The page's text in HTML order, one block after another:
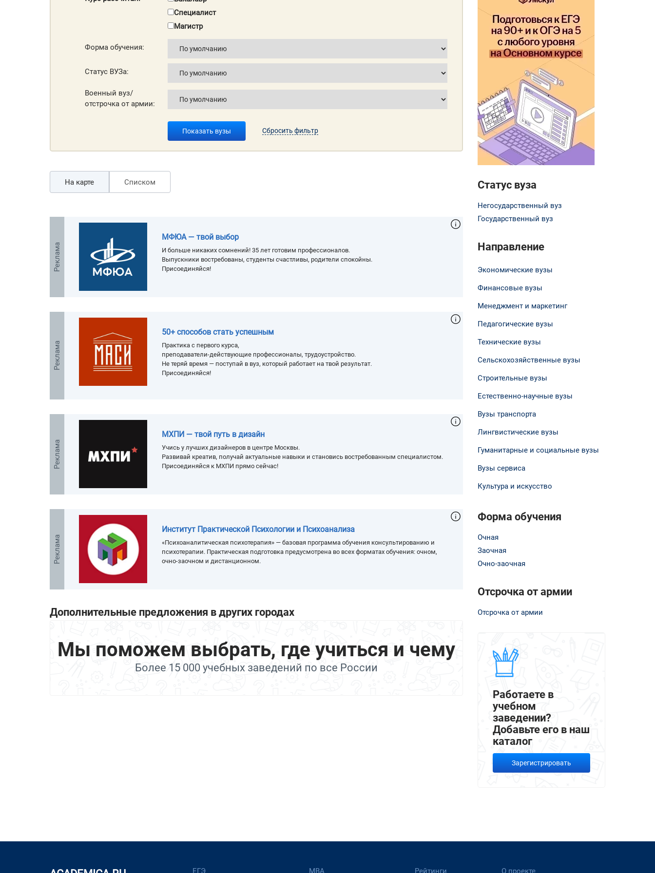
Специалист
Магистр
Форма обучения:
Статус ВУЗа:
Военный вуз/
отстрочка от армии:
Показать вузы Сбросить фильтр
На карте Списком
Реклама
МФЮА — твой выбор
И больше никаких сомнений! 35 лет готовим профессионалов.
Выпускники востребованы, студенты счастливы, родители спокойны.
Присоединяйся!
Реклама
50+ способов стать успешным
Практика с первого курса,
преподаватели-действующие профессионалы, трудоустройство.
Не теряй время — поступай в вуз, который работает на твой результат.
Присоединяйся!
Реклама
МХПИ — твой путь в дизайн
Учись у лучших дизайнеров в центре Москвы.
Развивай креатив, получай актуальные навыки и становись востребованным специалистом.
Присоединяйся к МХПИ прямо сейчас!
Реклама
Институт Практической Психологии и Психоанализа
«Психоаналитическая психотерапия» — базовая программа обучения консультированию и
психотерапии. Практическая подготовка предусмотрена во всех форматах обучения: очном,
очно-заочном и дистанционном.
Дополнительные предложения в других городах
Мы поможем выбрать, где учиться и чему
Более 15 000 учебных заведений по все России
Статус вуза
Негосударственный вуз
Государственный вуз
Направление
Экономические вузы
Финансовые вузы
Менеджмент и маркетинг
Педагогические вузы
Технические вузы
Сельскохозяйственные вузы
Строительные вузы
Естественно-научные вузы
Вузы транспорта
Лингвистические вузы
Гуманитарные и социальные вузы
Вузы сервиса
Культура и искусство
Форма обучения
Очная
Заочная
Очно-заочная
Отсрочка от армии
Отсрочка от армии
Работаете в
учебном
заведении?
Добавьте его в наш
каталог
Зарегистрировать
ЕГЭ МВА Рейтинги О проекте